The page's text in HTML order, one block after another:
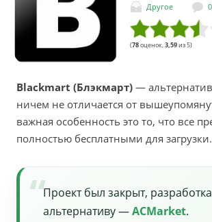
Другое 0
(78оценок, 3,59из 5)
Blackmart (Блэкмарт) —
ничем не отличается от
важная особенность это то, что все
полностью бесплатными для загрузки.
Проект был закрыт,
альтернативу —ACMarket.